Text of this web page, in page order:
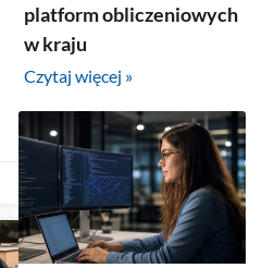
platform obliczeniowych
w kraju
Czytaj więcej »